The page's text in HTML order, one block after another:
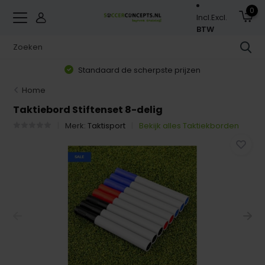
Incl.Excl.
BTW
0
Standaard de scherpste prijzen
Home
Taktiebord Stiftenset 8-delig
Merk:Taktisport Bekijk alles Taktiekborden